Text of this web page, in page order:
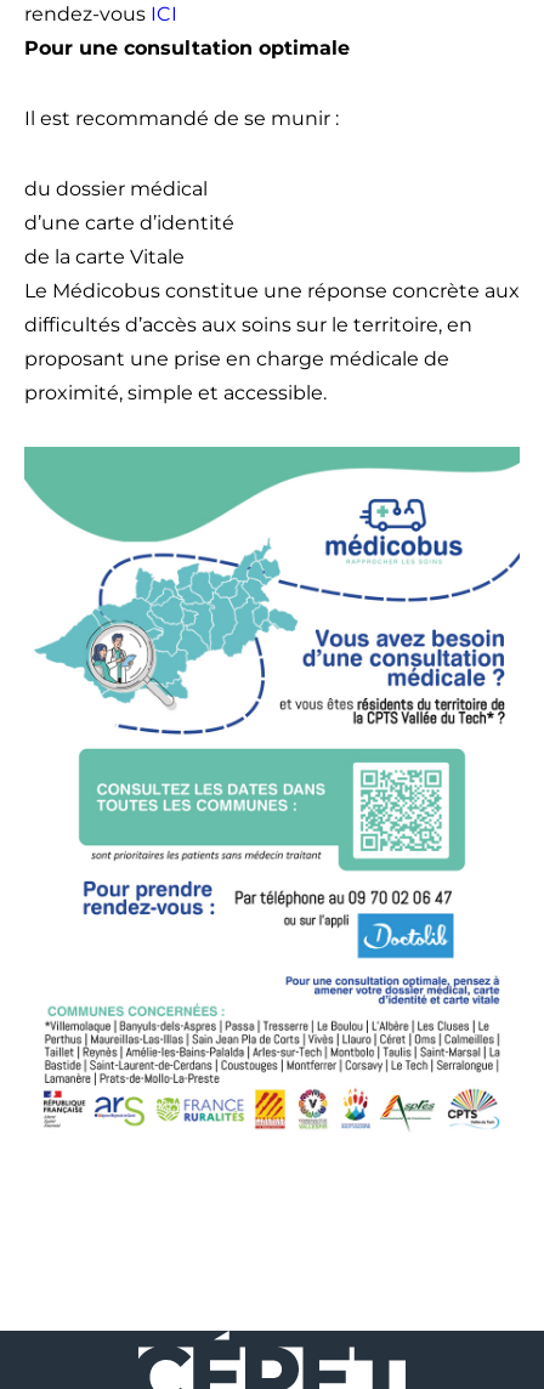
rendez-vous ICI
Pour une consultation optimale
Il est recommandé de se munir :
du dossier médical
d’une carte d’identité
de la carte Vitale
Le Médicobus constitue une réponse concrète aux
difficultés d’accès aux soins sur le territoire, en
proposant une prise en charge médicale de
proximité, simple et accessible.